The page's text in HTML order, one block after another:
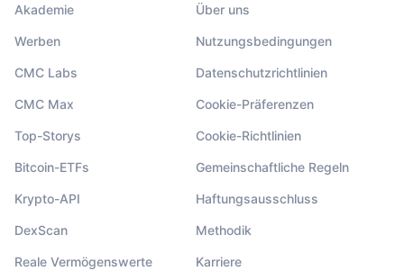
Akademie
Werben
CMC Labs
CMC Max
Top-Storys
Bitcoin-ETFs
Krypto-API
DexScan
Reale Vermögenswerte
Über uns
Nutzungsbedingungen
Datenschutzrichtlinien
Cookie-Präferenzen
Cookie-Richtlinien
Gemeinschaftliche Regeln
Haftungsausschluss
Methodik
Karriere